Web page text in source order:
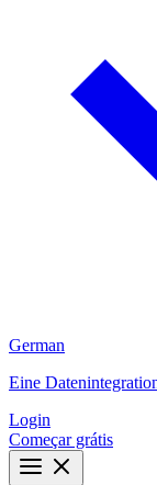
German
Eine
Login
Começar grátis